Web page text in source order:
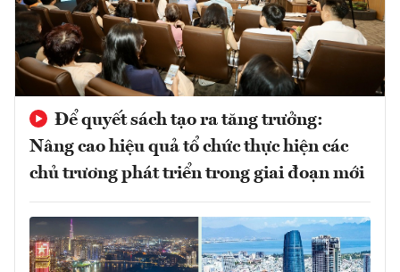
Để quyết sách tạo ra tăng trưởng:
Nâng cao hiệu quả tổ chức thực hiện các
chủ trương phát triển trong giai đoạn mới